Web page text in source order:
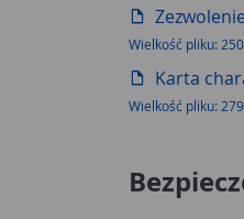
Wielkość pliku:
Karta
Wielkość pliku: